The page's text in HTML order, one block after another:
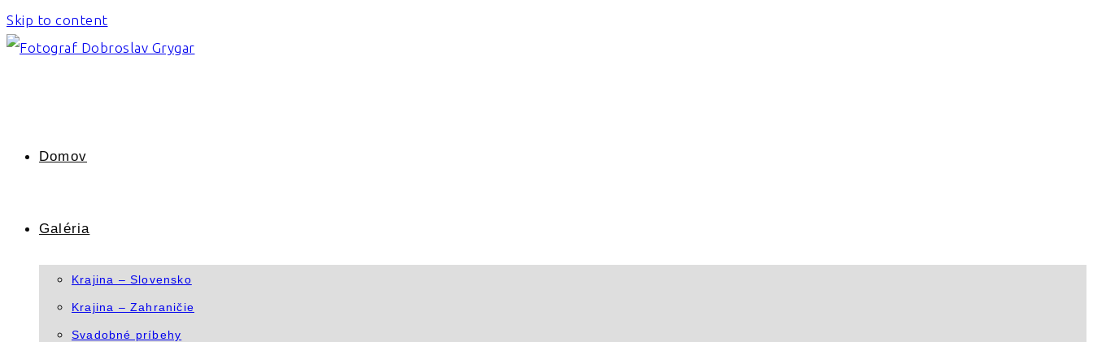
Skip to content
Domov
Galéria
Krajina – Slovensko
Krajina – Zahraničie
Svadobné príbehy